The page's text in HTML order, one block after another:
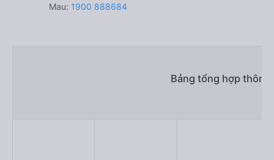
Mau: 1900 888684
Bảng tổng hợp thông